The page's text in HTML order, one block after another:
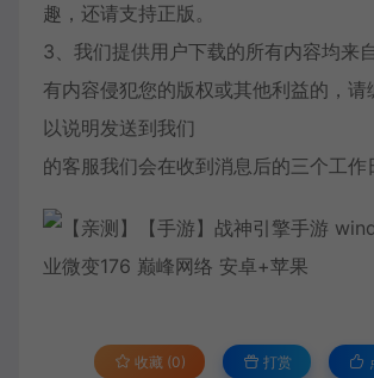
趣，还请支持正版。
3、我们提供用户下载的所有内容均来
有内容侵犯您的版权或其他利益的，请
以说明发送到我们
的客服我们会在收到消息后的三个工作
收藏 (0) 打赏